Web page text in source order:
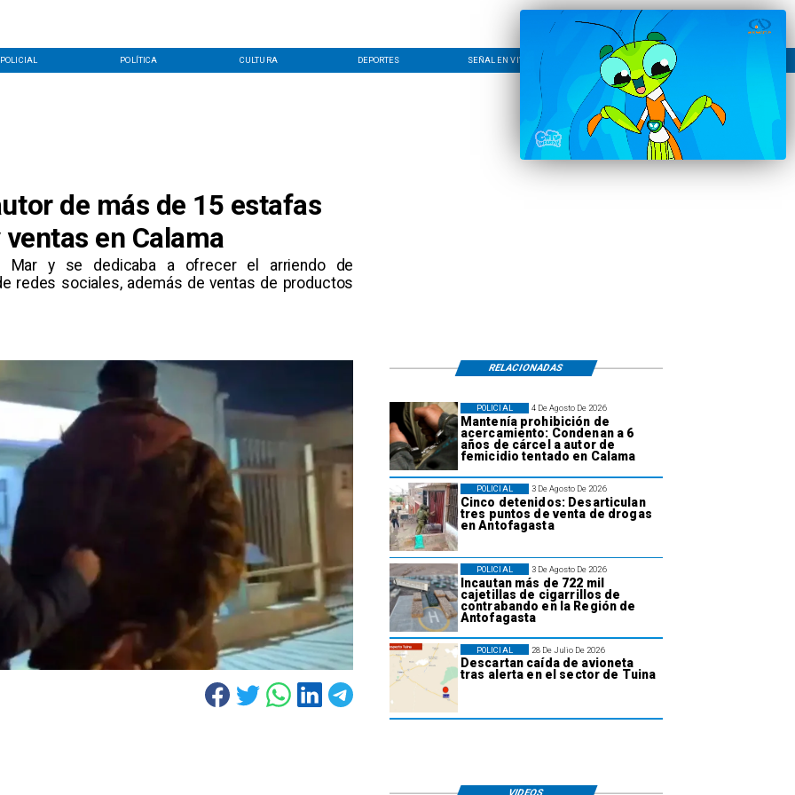
POLICIAL POLÍTICA CULTURA DEPORTES SEÑAL EN VIVO CONTACTO
de más de 15 estafas
en Calama
Mar y se dedicaba a ofrecer el arriendo de
redes sociales, además de ventas de productos
4 De Agosto De 2026
Mantenía prohibición de
acercamiento: Condenan a 6
años de cárcel a autor de
femicidio tentado en Calama
POLICIAL
3 De Agosto De 2026
Cinco detenidos: Desarticulan
tres puntos de venta de drogas
en Antofagasta
POLICIAL
3 De Agosto De 2026
Incautan más de 722 mil
cajetillas de cigarrillos de
contrabando en la Región de
Antofagasta
POLICIAL
28 De Julio De 2026
Descartan caída de avioneta
tras alerta en el sector de Tuina
POLICIAL
RELACIONADAS